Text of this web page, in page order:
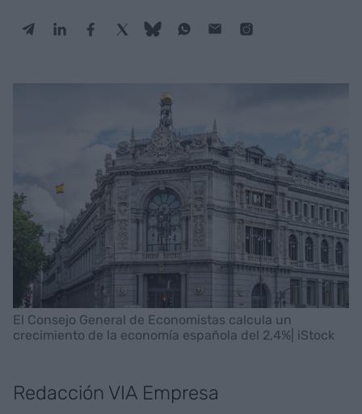
El Consejo General de Economistas calcula un
crecimiento de la economía española del 2,4%| iStock
Redacción VIA Empresa